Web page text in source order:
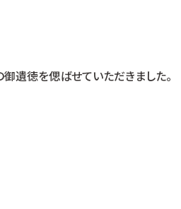
遺徳を偲ばせていただきました。